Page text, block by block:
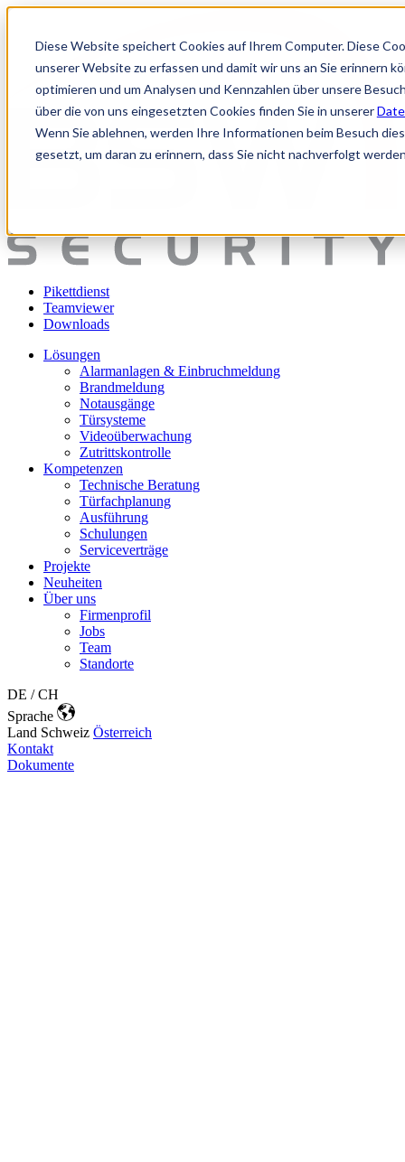
Diese Website speichert Cookies auf Ihrem Computer. Diese
unserer Website zu erfassen und damit wir uns an Sie erinnern
optimieren und um Analysen und Kennzahlen über unsere
über die von uns eingesetzten Cookies finden Sie in unserer
Wenn Sie ablehnen, werden Ihre Informationen beim Besuch
gesetzt, um daran zu erinnern, dass Sie nicht nachverfolgt
Pikettdienst
Teamviewer
Downloads
Lösungen
Alarmanlagen & Einbruchmeldung
Brandmeldung
Notausgänge
Türsysteme
Videoüberwachung
Zutrittskontrolle
Kompetenzen
Technische Beratung
Türfachplanung
Ausführung
Schulungen
Serviceverträge
Projekte
Neuheiten
Über uns
Firmenprofil
Jobs
Team
Standorte
DE / CH
Sprache
Land Schweiz Österreich
Kontakt
Dokumente